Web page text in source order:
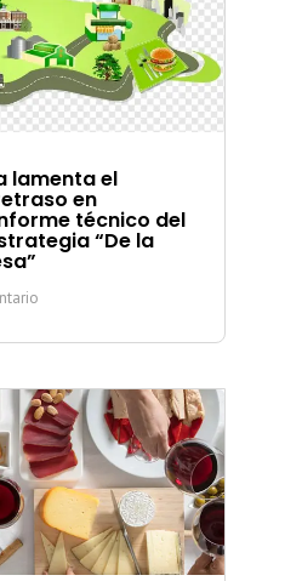
lamenta el
en
técnico del
“De la